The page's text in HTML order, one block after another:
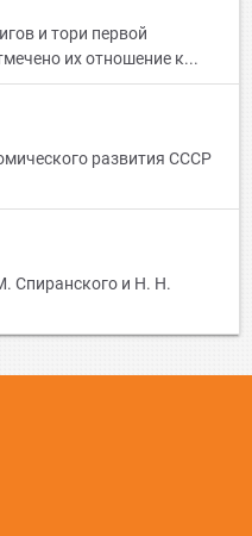
и тори первой
их отношение к...
развития СССР
Спиранского и Н. Н.